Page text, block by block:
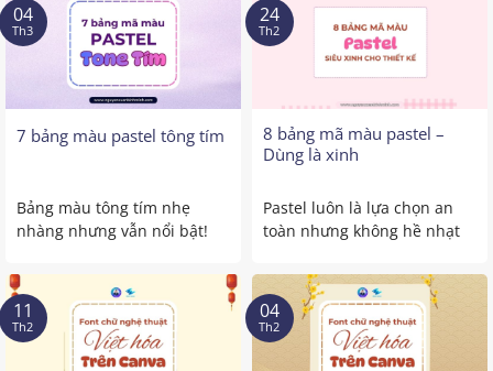
7 bảng màu pastel tông tím
Bảng màu tông tím nhẹ
nhàng nhưng vẫn nổi bật!
04
Th3
8 bảng mã màu pastel –
Dùng là xinh
Pastel luôn là lựa chọn an
toàn nhưng không hề nhạt
24
Th2
11
Th2
04
Th2